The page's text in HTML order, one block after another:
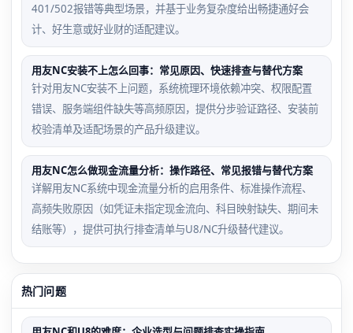
401/502报错等典型场景，并基于业务复杂度给出畅捷通好会
计、好生意或好业财的适配建议。
用友NC安装不上怎么回事：常见原因、快速排查与替代方案
针对用友NC安装不上问题，系统梳理环境依赖冲突、权限配置
错误、服务端组件缺失等高频原因，提供分步验证路径、安装前
校验清单及适配场景的产品升级建议。
用友NC怎么做现金流量分析：操作路径、常见报错与替代方案
详解用友NC系统中现金流量分析的启用条件、标准操作流程、
高频失败原因（如凭证未指定现金流向、科目映射缺失、期间未
结账等），提供可执行排查清单与U8/NC升级替代建议。
热门问题